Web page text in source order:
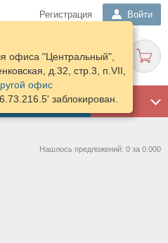
Регистрация Войти
ГАРАЖ
офиса "Центральный",
д.32, стр.3, п.VII,
офис
заблокирован.
Нашлось предложений: 0 за 0.000